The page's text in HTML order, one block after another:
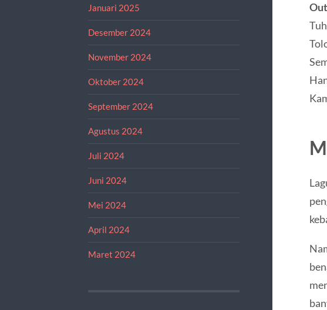
Januari 2025
Desember 2024
November 2024
Oktober 2024
September 2024
Agustus 2024
Juli 2024
Juni 2024
Mei 2024
April 2024
Maret 2024